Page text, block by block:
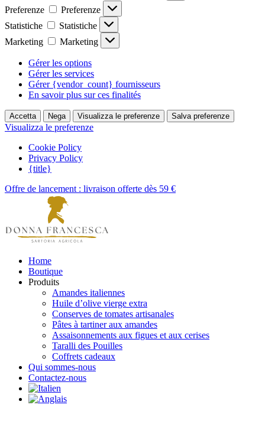
Preferenze
Preferenze
Statistiche
Statistiche
Marketing
Marketing
Gérer les options
Gérer les services
Gérer {vendor_count} fournisseurs
En savoir plus sur ces finalités
Accetta Nega Visualizza le preferenze Salva preferenze
Visualizza le preferenze
Cookie Policy
Privacy Policy
{title}
Offre de lancement : livraison offerte dès 59 €
Home
Boutique
Produits
Amandes italiennes
Huile d’olive vierge extra
Conserves de tomates artisanales
Pâtes à tartiner aux amandes
Assaisonnements aux figues et aux cerises
Taralli des Pouilles
Coffrets cadeaux
Qui sommes-nous
Contactez-nous